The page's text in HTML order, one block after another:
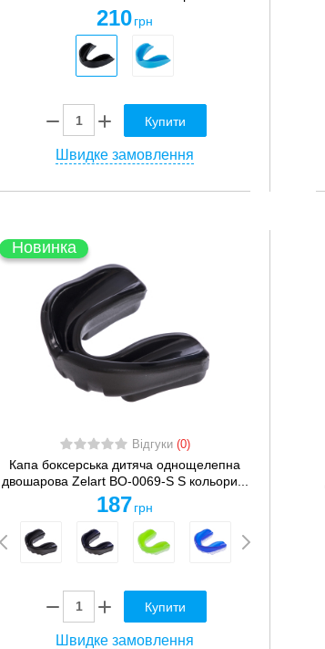
210 грн
Купити
Швидке замовлення
Новинка
Відгуки (0)
Капа боксерська дитяча однощелепна
двошарова Zelart BO-0069-S S кольори...
187 грн
Купити
Швидке замовлення